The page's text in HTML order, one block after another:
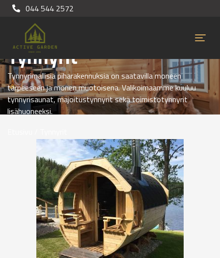
044 544 2572
Tynnyrit
Tynnyrimallisia piharakennuksia on saatavilla moneen
tarpeeseen ja monen muotoisena. Valikoimaamme kuuluu
tynnyrisaunat, majoitustynnyrit sekä toimistotynnyrit
lisähuoneeksi.